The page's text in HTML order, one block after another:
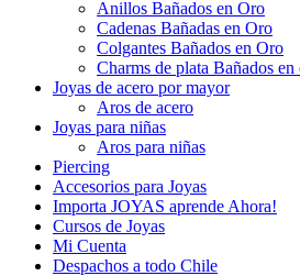
Anillos Bañados en Oro
Cadenas Bañadas en Oro
Colgantes Bañados en Oro
Charms de plata Bañados
Joyas de acero por mayor
Aros de acero
Joyas para niñas
Aros para niñas
Piercing
Accesorios para Joyas
Importa JOYAS aprende Ahora!
Cursos de Joyas
Mi Cuenta
Despachos a todo Chile